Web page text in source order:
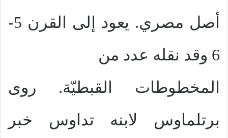
أصل مصري. يعود إلى القرن 5-
6 وقد نقله عدد من
المخطوطات القبطيّة. روى
برتلماوس لابنه تداوس خبر